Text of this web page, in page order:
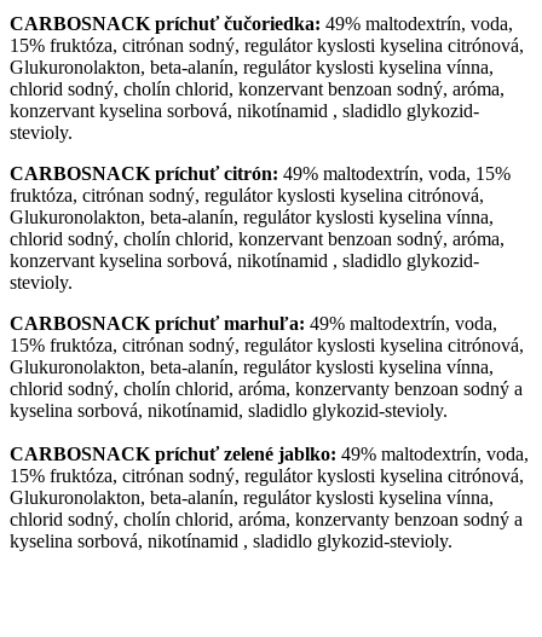
CARBOSNACK príchuť čučoriedka: 49% maltodextrín, voda,
15% fruktóza, citrónan sodný, regulátor kyslosti kyselina citrónová,
Glukuronolakton, beta-alanín, regulátor kyslosti kyselina vínna,
chlorid sodný, cholín chlorid, konzervant benzoan sodný, aróma,
konzervant kyselina sorbová, nikotínamid , sladidlo glykozid-
stevioly.
CARBOSNACK príchuť citrón: 49% maltodextrín, voda, 15%
fruktóza, citrónan sodný, regulátor kyslosti kyselina citrónová,
Glukuronolakton, beta-alanín, regulátor kyslosti kyselina vínna,
chlorid sodný, cholín chlorid, konzervant benzoan sodný, aróma,
konzervant kyselina sorbová, nikotínamid , sladidlo glykozid-
stevioly.
CARBOSNACK príchuť marhuľa: 49% maltodextrín, voda,
15% fruktóza, citrónan sodný, regulátor kyslosti kyselina citrónová,
Glukuronolakton, beta-alanín, regulátor kyslosti kyselina vínna,
chlorid sodný, cholín chlorid, aróma, konzervanty benzoan sodný a
kyselina sorbová, nikotínamid, sladidlo glykozid-stevioly.
CARBOSNACK príchuť zelené jablko: 49% maltodextrín, voda,
15% fruktóza, citrónan sodný, regulátor kyslosti kyselina citrónová,
Glukuronolakton, beta-alanín, regulátor kyslosti kyselina vínna,
chlorid sodný, cholín chlorid, aróma, konzervanty benzoan sodný a
kyselina sorbová, nikotínamid , sladidlo glykozid-stevioly.